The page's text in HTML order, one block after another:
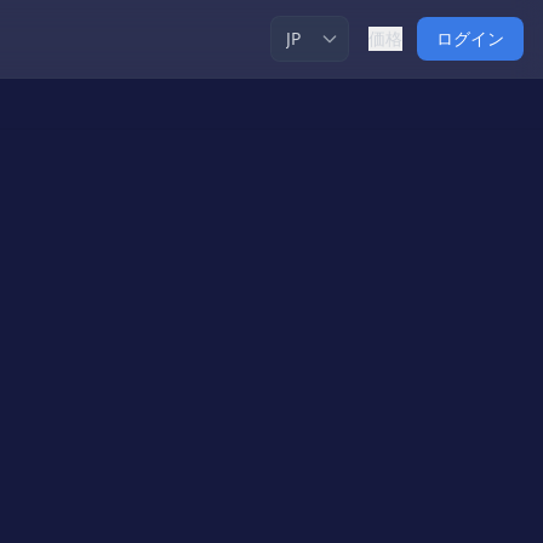
価格 ログイン